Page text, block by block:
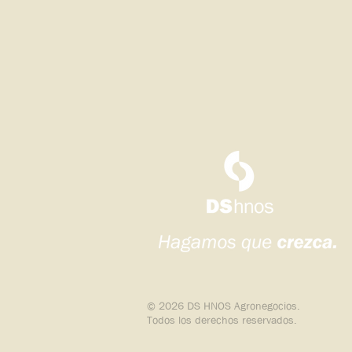
© 2026 DS HNOS Agronegocios.
Todos los derechos reservados.